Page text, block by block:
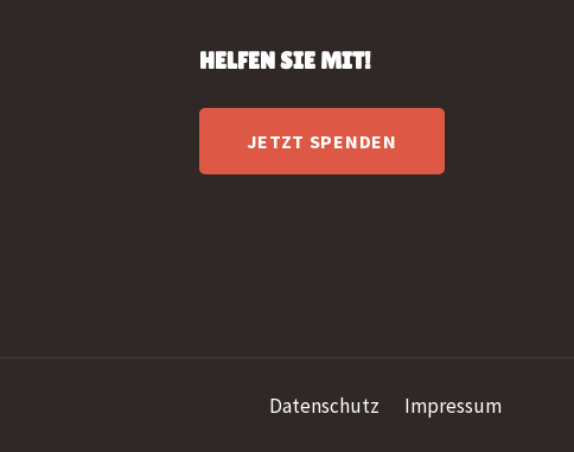
HELFEN SIE MIT!
JETZT SPENDEN
Datenschutz Impressum